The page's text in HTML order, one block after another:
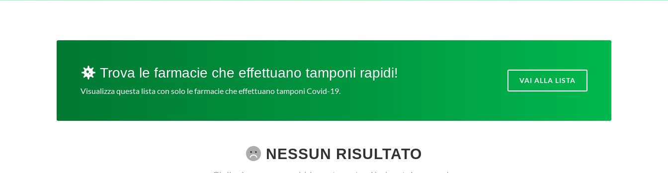
Trova le farmacie che effettuano tamponi rapidi!
Visualizza questa lista con solo le farmacie che effettuano tamponi Covid-19.
VAI ALLA LISTA
NESSUN RISULTATO